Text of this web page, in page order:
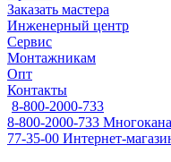
Заказать мастера
Инженерный центр
Сервис
Монтажникам
Опт
Контакты
8-800-2000-733
8-800-2000-733
77-35-00 Интернет-